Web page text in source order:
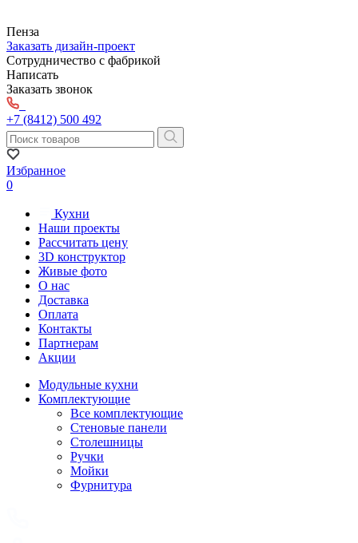
Пенза
Заказать дизайн-проект
Сотрудничество с фабрикой
Написать
Заказать звонок
+7 (8412) 500 492
Избранное
0
Кухни
Наши проекты
Рассчитать цену
3D конструктор
Живые фото
О нас
Доставка
Оплата
Контакты
Партнерам
Акции
Модульные кухни
Комплектующие
Все комплектующие
Стеновые панели
Столешницы
Ручки
Мойки
Фурнитура